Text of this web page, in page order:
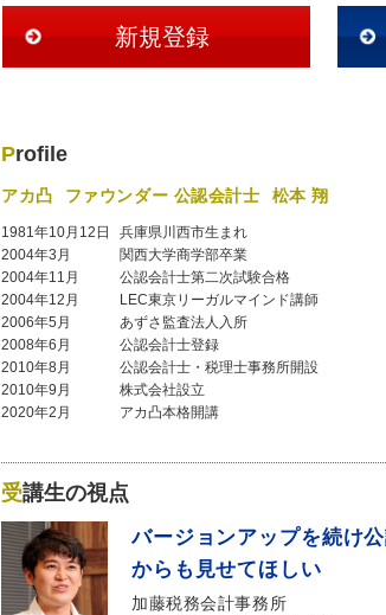
新規登録
Profile
アカ凸 ファウンダー 公認会計士 松本 翔
1981年10月12日
兵庫県川西市生まれ
2004年3月
関西大学商学部卒業
2004年11月
公認会計士第二次試験合格
2004年12月
LEC東京リーガルマインド講師
2006年5月
あずさ監査法人入所
2008年6月
公認会計士登録
2010年8月
公認会計士・税理士事務所開設
2010年9月
株式会社設立
2020年2月
アカ凸本格開講
受講生の視点
バージョンアップを続け
からも見せてほしい
加藤税務会計事務所